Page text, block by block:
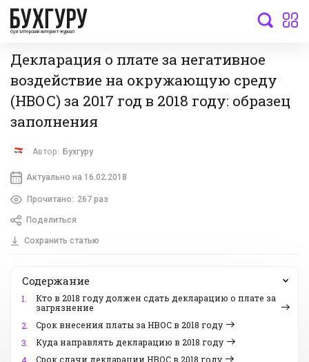
бухгалтерский интернет-журнал
Декларация о плате за негативное
воздействие на окружающую среду
(НВОС) за 2017 год в 2018 году: образец
заполнения
Автор: Бухгуру
Актуально на 16.02.2018
Прочитано: 267 раз
Поделиться
Сохранить статью
Содержание
1.
Кто в 2018 году должен сдать декларацию о плате за
загрязнение
2.
Срок внесения платы за НВОС в 2018 году
3.
Куда направлять декларацию в 2018 году
Срок сдачи декларации НВОС в 2018 году